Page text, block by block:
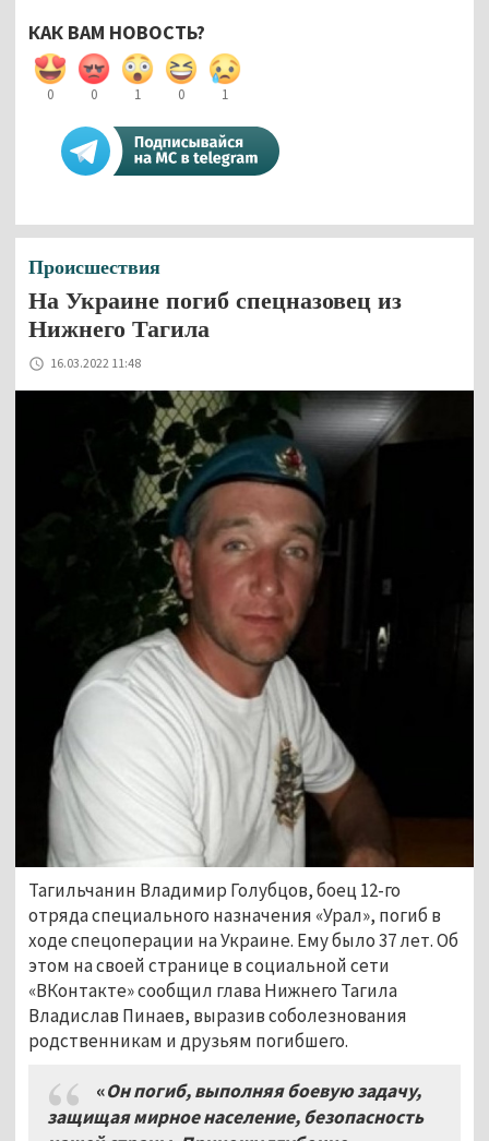
КАК ВАМ НОВОСТЬ?
0 0 1 0 1
Происшествия
На Украине погиб спецназовец из
Нижнего Тагила
16.03.2022 11:48
Тагильчанин Владимир Голубцов, боец 12-го
отряда специального назначения «Урал», погиб в
ходе спецоперации на Украине. Ему было 37 лет. Об
этом на своей странице в социальной сети
«ВКонтакте» сообщил глава Нижнего Тагила
Владислав Пинаев, выразив соболезнования
родственникам и друзьям погибшего.
«Он погиб, выполняя боевую задачу,
защищая мирное население, безопасность